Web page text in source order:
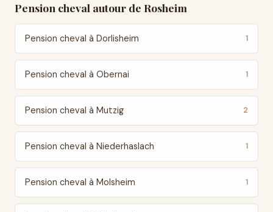
Pension cheval autour de Rosheim
Pension cheval à Dorlisheim 1
Pension cheval à Obernai 1
Pension cheval à Mutzig 2
Pension cheval à Niederhaslach 1
Pension cheval à Molsheim 1